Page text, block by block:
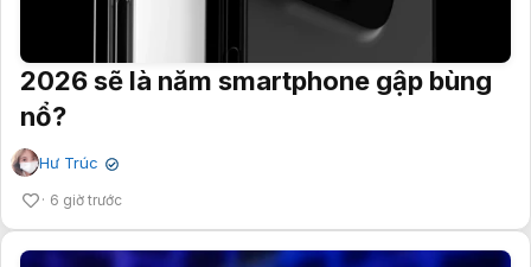
2026 sẽ là năm smartphone gập bùng
nổ?
Hư Trúc ✔
6 giờ trước